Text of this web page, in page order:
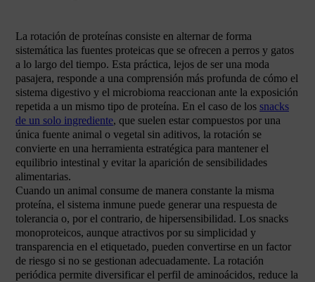
La rotación de proteínas consiste en alternar de forma
sistemática las fuentes proteicas que se ofrecen a perros y gatos
a lo largo del tiempo. Esta práctica, lejos de ser una moda
pasajera, responde a una comprensión más profunda de cómo el
sistema digestivo y el microbioma reaccionan ante la exposición
repetida a un mismo tipo de proteína. En el caso de los snacks
de un solo ingrediente, que suelen estar compuestos por una
única fuente animal o vegetal sin aditivos, la rotación se
convierte en una herramienta estratégica para mantener el
equilibrio intestinal y evitar la aparición de sensibilidades
alimentarias.
Cuando un animal consume de manera constante la misma
proteína, el sistema inmune puede generar una respuesta de
tolerancia o, por el contrario, de hipersensibilidad. Los snacks
monoproteicos, aunque atractivos por su simplicidad y
transparencia en el etiquetado, pueden convertirse en un factor
de riesgo si no se gestionan adecuadamente. La rotación
periódica permite diversificar el perfil de aminoácidos, reduce la